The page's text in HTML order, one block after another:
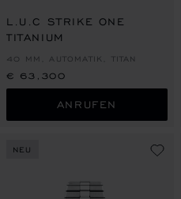
L.U.C STRIKE ONE
TITANIUM
40 MM, AUTOMATIK, TITAN
€ 63,300
ANRUFEN
NEU